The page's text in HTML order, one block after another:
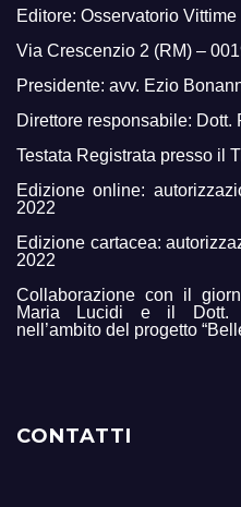
Editore: Osservatorio
Via Crescenzio 2 (RM) –
Presidente: avv. Ezio
Direttore responsabile: Dott.
Testata Registrata presso il
Edizione online:
2022
Edizione cartacea:
2022
Collaborazione con il
Maria Lucidi e il Dott.
nell’ambito del progetto
CONTATTI